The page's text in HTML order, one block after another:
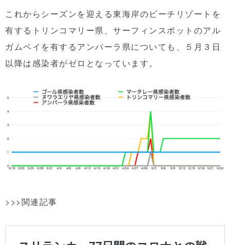
これからシーズンを迎える東海岸のビーチリゾートを
有するトリンコマリー県、サーフィンスポットのアル
ガムベイを有するアンパーラ県についても、５月３日
以降は感染者がゼロとなっています。
>>>関連記事